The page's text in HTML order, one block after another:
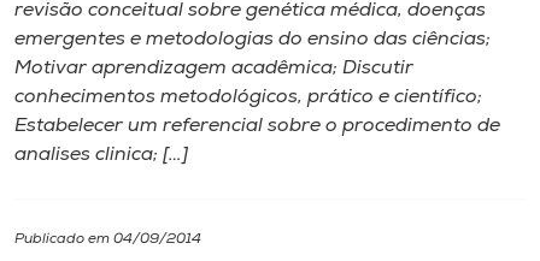
I.nova
Diplomados
Cultura
CPA
revisão conceitual sobre genética médica, doenças
emergentes e metodologias do ensino das ciências;
Motivar aprendizagem acadêmica; Discutir
conhecimentos metodológicos, prático e científico;
Estabelecer um referencial sobre o procedimento de
analises clinica; […]
Publicado em 04/09/2014